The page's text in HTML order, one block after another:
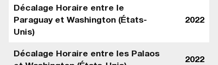
Décalage Horaire entre le
Paraguay et Washington (États-
Unis)
2022
Décalage Horaire entre les Palaos
2022